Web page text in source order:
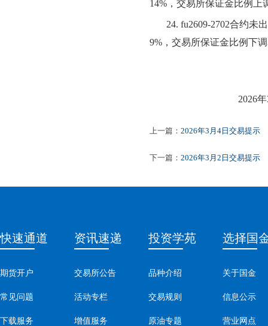
14%，交易所保证金比例上
24. fu2609-2702合约未
9%，交易所保证金比例下
2026年
上一篇： 2026年3月4日交易提示
下一篇： 2026年3月2日交易提示
快速通道
期货开户
常见问题
下载服务
资讯速递
交易所公告
活动专栏
增值服务
投资学苑
品种介绍
交易规则
原油专题
选择国
关于国金
信息公示
营业网点